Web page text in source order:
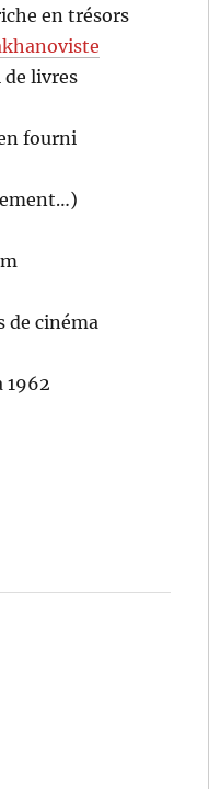
en trésors
de livres
fourni
de cinéma
1962